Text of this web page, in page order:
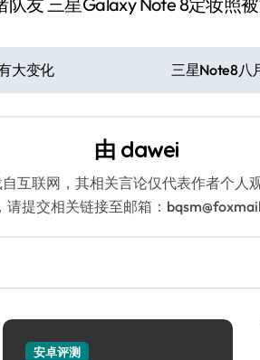
大变化 三星Note8八
由 dawei
自互联网，其相关言论仅代表作者个人
提交相关链接至邮箱：
安卓评测